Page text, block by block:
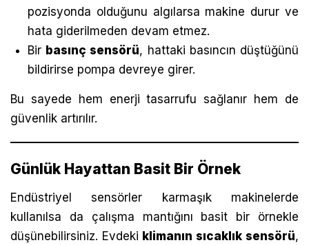
pozisyonda olduğunu algılarsa makine durur ve
hata giderilmeden devam etmez.
Bir basınç sensörü, hattaki basıncın düştüğünü
bildirirse pompa devreye girer.
Bu sayede hem enerji tasarrufu sağlanır hem de
güvenlik artırılır.
Günlük Hayattan Basit Bir Örnek
Endüstriyel sensörler karmaşık makinelerde
kullanılsa da çalışma mantığını basit bir örnekle
düşünebilirsiniz. Evdeki klimanın sıcaklık sensörü,